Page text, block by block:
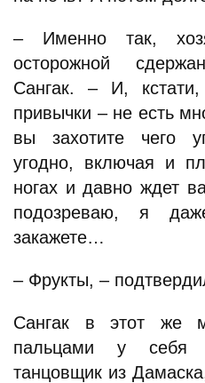
– Именно так,
осторожной
Сангак. – И,
привычки – не есть
вы захотите чего
угодно, включая и
ногах и давно ждет
подозреваю, я
закажете…
– Фрукты, –
Сангак в этот же
пальцами у себя
танцовщик из